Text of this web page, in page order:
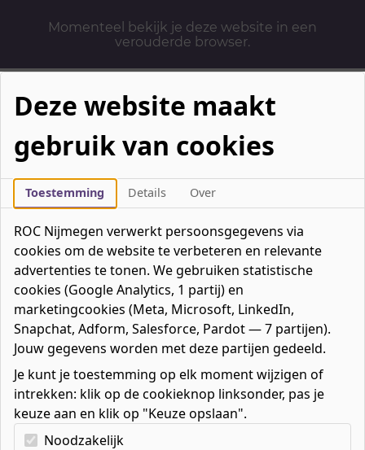
Momenteel bekijk je deze website in een
verouderde browser.
Mbo-opleidingen
Werken & Leren
Mavo / havo / vwo
Contact
Over ons
Bedrijven
Favorieten0favorieten
Mijn ROC
Zoeken
Deze website maakt
gebruik van cookies
Toestemming Details Over
ROC Nijmegen verwerkt persoonsgegevens via
cookies om de website te verbeteren en relevante
advertenties te tonen. We gebruiken statistische
cookies (Google Analytics, 1 partij) en
marketingcookies (Meta, Microsoft, LinkedIn,
Snapchat, Adform, Salesforce, Pardot — 7 partijen).
Jouw gegevens worden met deze partijen gedeeld.
Je kunt je toestemming op elk moment wijzigen of
intrekken: klik op de cookieknop linksonder, pas je
keuze aan en klik op "Keuze opslaan".
Kies uw cookie-voorkeuren
Noodzakelijk